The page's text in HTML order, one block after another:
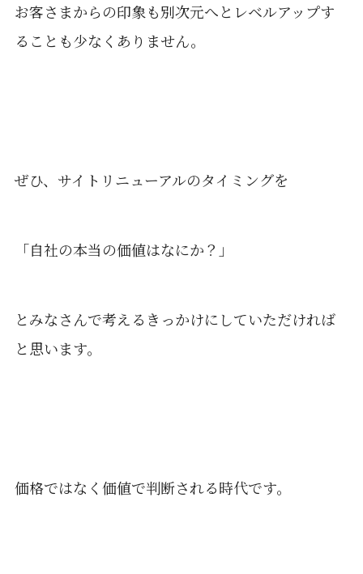
お客さまからの印象も別次元へとレベルアップす
ることも少なくありません。
ぜひ、サイトリニューアルのタイミングを
「自社の本当の価値はなにか？」
とみなさんで考えるきっかけにしていただければ
と思います。
価格ではなく価値で判断される時代です。